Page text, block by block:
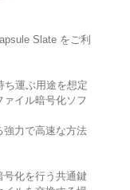
Slate をご利
ち運ぶ用途を想定
ァイル暗号化ソフ
強力で高速な方法
号化を行う共通鍵